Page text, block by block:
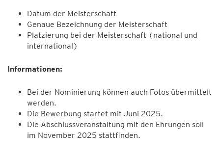
Datum der Meisterschaft
Genaue Bezeichnung der Meisterschaft
Platzierung bei der Meisterschaft (national und
international)
Informationen:
Bei der Nominierung können auch Fotos übermittelt
werden.
Die Bewerbung startet mit Juni 2025.
Die Abschlussveranstaltung mit den Ehrungen soll
im November 2025 stattfinden.